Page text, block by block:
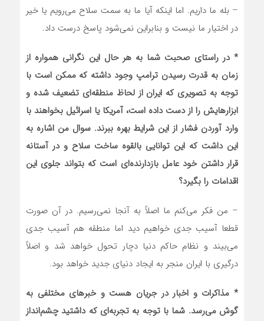
– بله ما داریم. اما اینکه آیا ما به سمت سلاح می‌رویم یا خیر
در اختیار ما نیست و بنابراین نمی‌شود پاسخ درست داد.
* در راستای صحبت شما به هر حال این نگرانی همواره از
زمان به قدرت رسیدن ترامپ وجود داشته که ممکن است با
توجه به تصویری که ایران از لحاظ منطقه‌ای تضعیف شده و
ابزارهایش را از دست داده است، آمریکا یا اسرائیل بخواهند با
وارد آوردن فشار از این شرایط بهره ببرند. سوال من اشاره به
این داشت که این توانایی بالقوه ساخت سلاح و در آستانه
قرار داشتن خود عامل بازدارنده‌ای است که بتواند جلوی این
اقدامات را بگیرد؟
– من فکر می‌کنم ما اصلاً به آنجا نمی‌رسیم. در آن صورت
قطعا آسیب جدی خواهیم دید اما منطقه هم آسیب جدی
می‌بیند و نظام حاکم دنیا دچار تحول خواهد شد و اصلاً
درگیری با ایران منجر به ایجاد دنیای جدید خواهد بود.
* مذاکرات و اخبار در جریان هست و خبرهای مختلفی به
گوش می‌رسد. شما با توجه به تجربه‌ای که داشتید چشم‌انداز